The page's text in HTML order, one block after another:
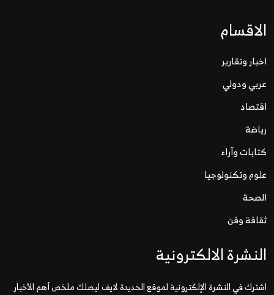
الاقسام
اخبار وتقارير
عربي ودولي
اقتصاد
رياضة
كتابات وآراء
علوم وتكنولوجيا
الصحة
ثقافة وفن
النشرة الالكترونية
اشترك في النشرة الإلكترونية لموقع الحديدة لايف ليصلك ملخص أهم الأخبار